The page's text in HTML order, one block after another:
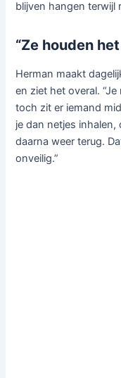
blijven hangen terwijl
“Ze houden
Herman maakt
en ziet het overal.
toch zit er iemand
je dan netjes inhalen,
daarna weer terug.
onveilig.”